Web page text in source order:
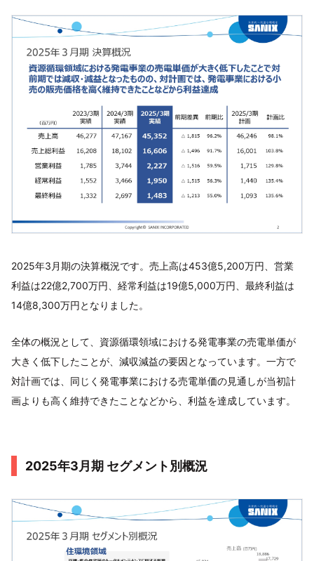
2025年3月期の決算概況です。売上高は453億5,200万円、営業
利益は22億2,700万円、経常利益は19億5,000万円、最終利益は
14億8,300万円となりました。
全体の概況として、資源循環領域における発電事業の売電単価が
大きく低下したことが、減収減益の要因となっています。一方で
対計画では、同じく発電事業における売電単価の見通しが当初計
画よりも高く維持できたことなどから、利益を達成しています。
2025年3月期 セグメント別概況